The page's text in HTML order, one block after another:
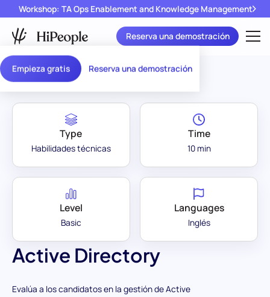
Empieza gratis Reserva una demostración
Workshop: TA Ops Enablement and Knowledge Management
Reserva una demostración
Assessment Library
Active Directory
Evalúa a los candidatos en la gestión de Active
Type
Habilidades técnicas
Time
10 min
Level
Basic
Languages
Inglés